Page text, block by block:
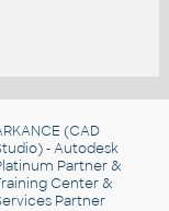
(CAD
- Autodesk
Partner &
Center &
Partner